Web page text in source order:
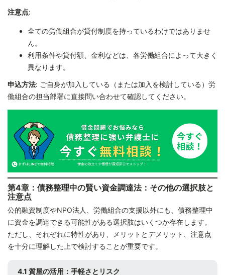
注意点:
全ての労働組合が貸付制度を持っているわけではありませ
ん。
利用条件や貸付額、金利などは、各労働組合によって大きく
異なります。
申込方法: ご自身が加入している（または加入を検討している）労
働組合の担当部署に直接問い合わせて確認してください。
第4章：債務整理中の賢い資金調達法：その他の選択肢と
注意点
公的融資制度やNPO法人、労働組合の支援以外にも、債務整理中
に資金を調達できる可能性がある選択肢はいくつか存在します。
ただし、それぞれに特性があり、メリットとデメリット、注意点
を十分に理解した上で検討することが重要です。
4.1 質屋の活用：手軽さとリスク